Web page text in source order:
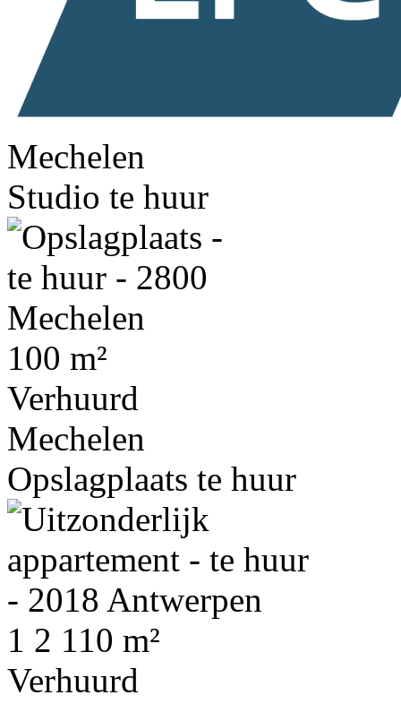
Mechelen
Studio te huur
100 m²
Verhuurd
Mechelen
Opslagplaats te huur
1 2 110 m²
Verhuurd